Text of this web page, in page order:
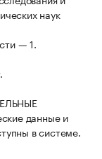
наук
— 1.
данные и
в системе.